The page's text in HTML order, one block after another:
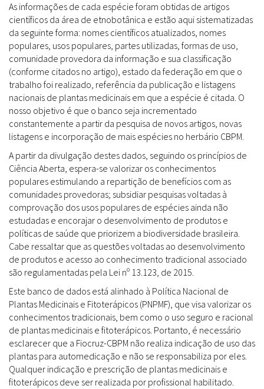
As informações de cada espécie foram obtidas de artigos
científicos da área de etnobotânica e estão aqui sistematizadas
da seguinte forma: nomes científicos atualizados, nomes
populares, usos populares, partes utilizadas, formas de uso,
comunidade provedora da informação e sua classificação
(conforme citados no artigo), estado da federação em que o
trabalho foi realizado, referência da publicação e listagens
nacionais de plantas medicinais em que a espécie é citada. O
nosso objetivo é que o banco seja incrementado
constantemente a partir da pesquisa de novos artigos, novas
listagens e incorporação de mais espécies no herbário CBPM.
A partir da divulgação destes dados, seguindo os princípios de
Ciência Aberta, espera-se valorizar os conhecimentos
populares estimulando a repartição de benefícios com as
comunidades provedoras; subsidiar pesquisas voltadas à
comprovação dos usos populares de espécies ainda não
estudadas e encorajar o desenvolvimento de produtos e
políticas de saúde que priorizem a biodiversidade brasileira.
Cabe ressaltar que as questões voltadas ao desenvolvimento
de produtos e acesso ao conhecimento tradicional associado
são regulamentadas pela Lei nº 13.123, de 2015.
Este banco de dados está alinhado à Política Nacional de
Plantas Medicinais e Fitoterápicos (PNPMF), que visa valorizar os
conhecimentos tradicionais, bem como o uso seguro e racional
de plantas medicinais e fitoterápicos. Portanto, é necessário
esclarecer que a Fiocruz-CBPM não realiza indicação de uso das
plantas para automedicação e não se responsabiliza por eles.
Qualquer indicação e prescrição de plantas medicinais e
fitoterápicos deve ser realizada por profissional habilitado.